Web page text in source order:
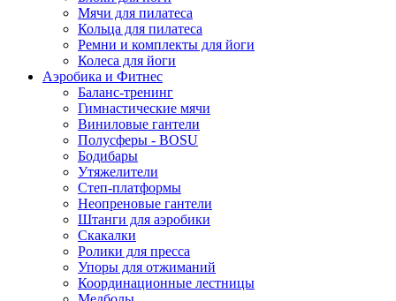
Мячи для пилатеса
Кольца для пилатеса
Ремни и комплекты для йоги
Колеса для йоги
Аэробика и Фитнес
Баланс-тренинг
Гимнастические мячи
Виниловые гантели
Полусферы - BOSU
Бодибары
Утяжелители
Степ-платформы
Неопреновые гантели
Штанги для аэробики
Скакалки
Ролики для пресса
Упоры для отжиманий
Координационные лестницы